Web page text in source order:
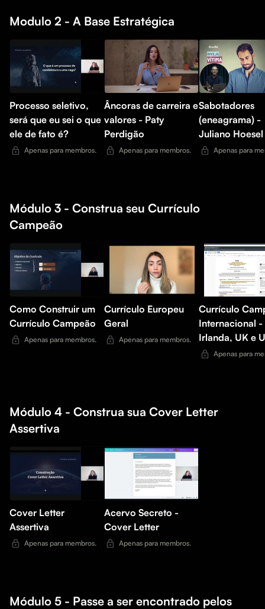
Modulo 2 - A Base Estratégica
Processo seletivo,
será que eu sei o que
ele de fato é?
Apenas para membros.
Âncoras de carreira e
valores - Paty
Perdigão
Apenas para membros.
Sabotadores
(eneagrama) -
Juliano Hoesel
Apenas para
Módulo 3 - Construa seu Currículo
Campeão
Como Construir um
Currículo Campeão
Apenas para membros.
Currículo Europeu
Geral
Apenas para membros.
Currículo
Internacional -
Irlanda, UK e
Apenas para
Módulo 4 - Construa sua Cover Letter
Assertiva
Cover Letter
Assertiva
Apenas para membros.
Acervo Secreto -
Cover Letter
Apenas para membros.
Módulo 5 - Passe a ser encontrado pelos